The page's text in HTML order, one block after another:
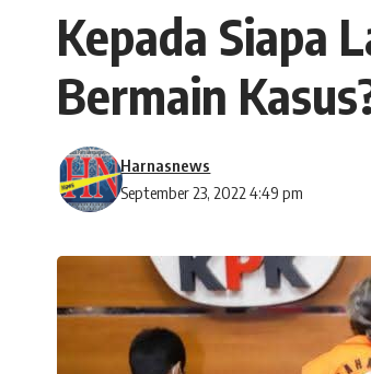
Kepada Siapa
Bermain
September 23, 2022 4:49 pm
Harnasnews